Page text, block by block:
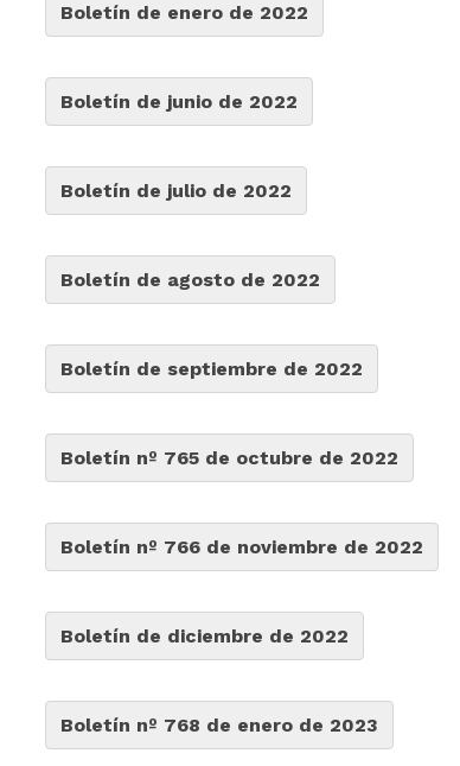
Boletín de enero de 2022
Boletín de junio de 2022
Boletín de julio de 2022
Boletín de agosto de 2022
Boletín de septiembre de 2022
Boletín nº 765 de octubre de 2022
Boletín nº 766 de noviembre de 2022
Boletín de diciembre de 2022
Boletín nº 768 de enero de 2023